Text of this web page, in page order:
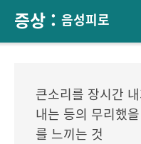
증상 : 음성피로
큰소리를 장시간
내는 등의 무리했
를 느끼는 것